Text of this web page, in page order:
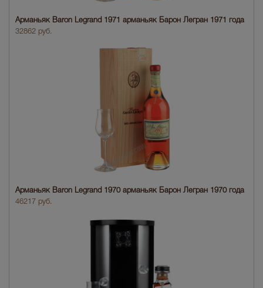
Арманьяк Baron Legrand 1971 арманьяк Барон Легран 1971 года
32862 руб.
Арманьяк Baron Legrand 1970 арманьяк Барон Легран 1970 года
46217 руб.